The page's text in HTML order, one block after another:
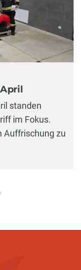
standen
im Fokus.
Auffrischung zu